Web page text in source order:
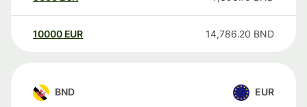
10000 EUR 14,786.20 BND
BND EUR